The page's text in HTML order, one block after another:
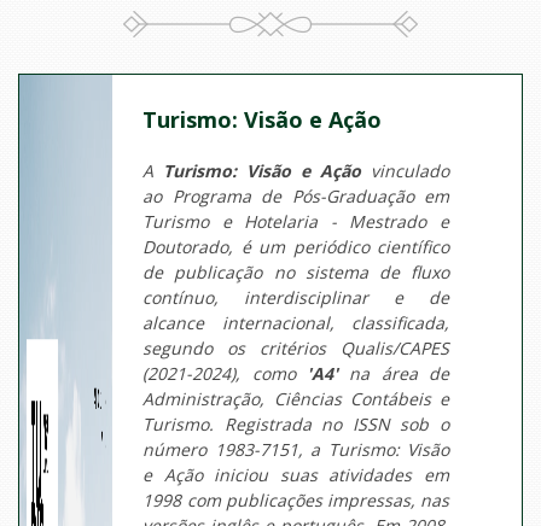
Turismo: Visão e Ação
A Turismo: Visão e Ação vinculado
ao Programa de Pós-Graduação em
Turismo e Hotelaria - Mestrado e
Doutorado, é um periódico científico
de publicação no sistema de fluxo
contínuo, interdisciplinar e de
alcance internacional, classificada,
segundo os critérios Qualis/CAPES
(2021-2024), como 'A4'na área de
Administração, Ciências Contábeis e
Turismo. Registrada no ISSN sob o
número 1983-7151, a Turismo: Visão
e Ação iniciou suas atividades em
1998 com publicações impressas, nas